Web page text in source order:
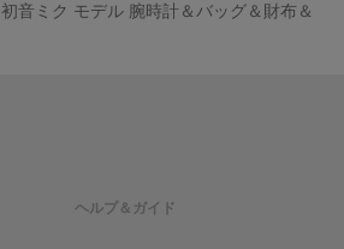
初音ミク モデル 腕時計＆バッグ＆財布＆
ヘルプ＆ガイド